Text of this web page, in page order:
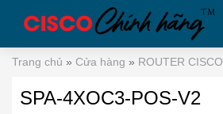
Trang chủ » Cửa hàng » ROUTER CISCO
SPA-4XOC3-POS-V2